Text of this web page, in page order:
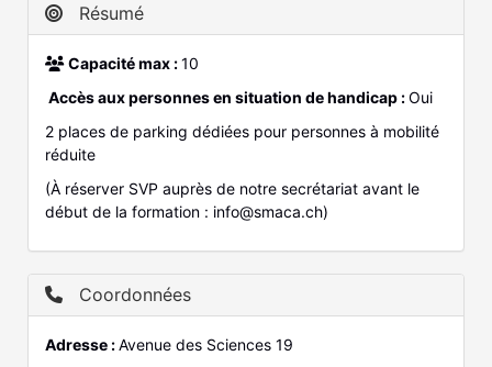
Résumé
Capacité max :10
Accès aux personnes en situation de handicap :Oui
2 places de parking dédiées pour personnes à mobilité
réduite
(À réserver SVP auprès de notre secrétariat avant le
début de la formation : info@smaca.ch)
Coordonnées
Adresse :Avenue des Sciences 19